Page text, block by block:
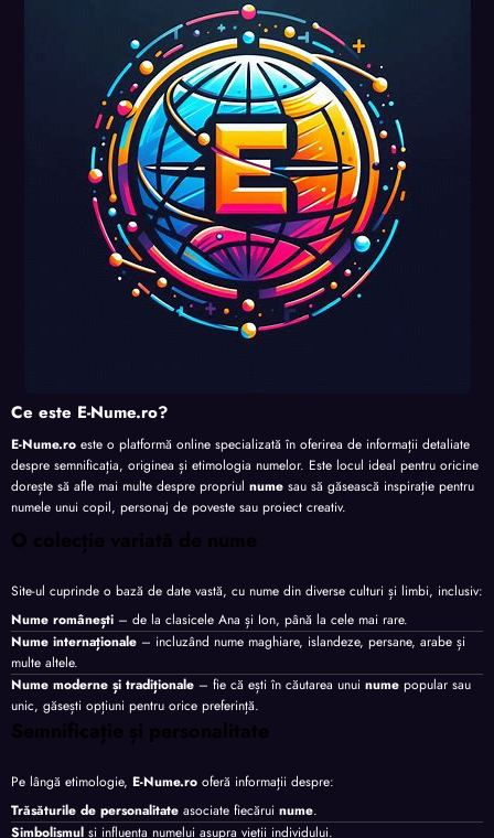
uri și
perso
nalita
te
uri și
perso
nalita
te
Ce este E-Nume.ro?
E-Nume.ro este o platformă online specializată în oferirea de informații detaliate
despre semnificația, originea și etimologia numelor. Este locul ideal pentru oricine
dorește să afle mai multe despre propriul nume sau să găsească inspirație pentru
numele unui copil, personaj de poveste sau proiect creativ.
O colecție variată de nume
Site-ul cuprinde o bază de date vastă, cu nume din diverse culturi și limbi, inclusiv:
Nume românești – de la clasicele Ana și Ion, până la cele mai rare.
Nume internaționale – incluzând nume maghiare, islandeze, persane, arabe și
multe altele.
Nume moderne și tradiționale – fie că ești în căutarea unui nume popular sau
unic, găsești opțiuni pentru orice preferință.
Semnificație și personalitate
Pe lângă etimologie, E-Nume.ro oferă informații despre:
Trăsăturile de personalitate asociate fiecărui nume.
Simbolismul și influența numelui asupra vieții individului.